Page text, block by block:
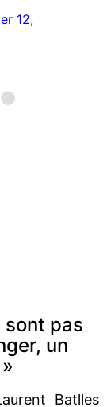
12,
sont pas
un
Batlles